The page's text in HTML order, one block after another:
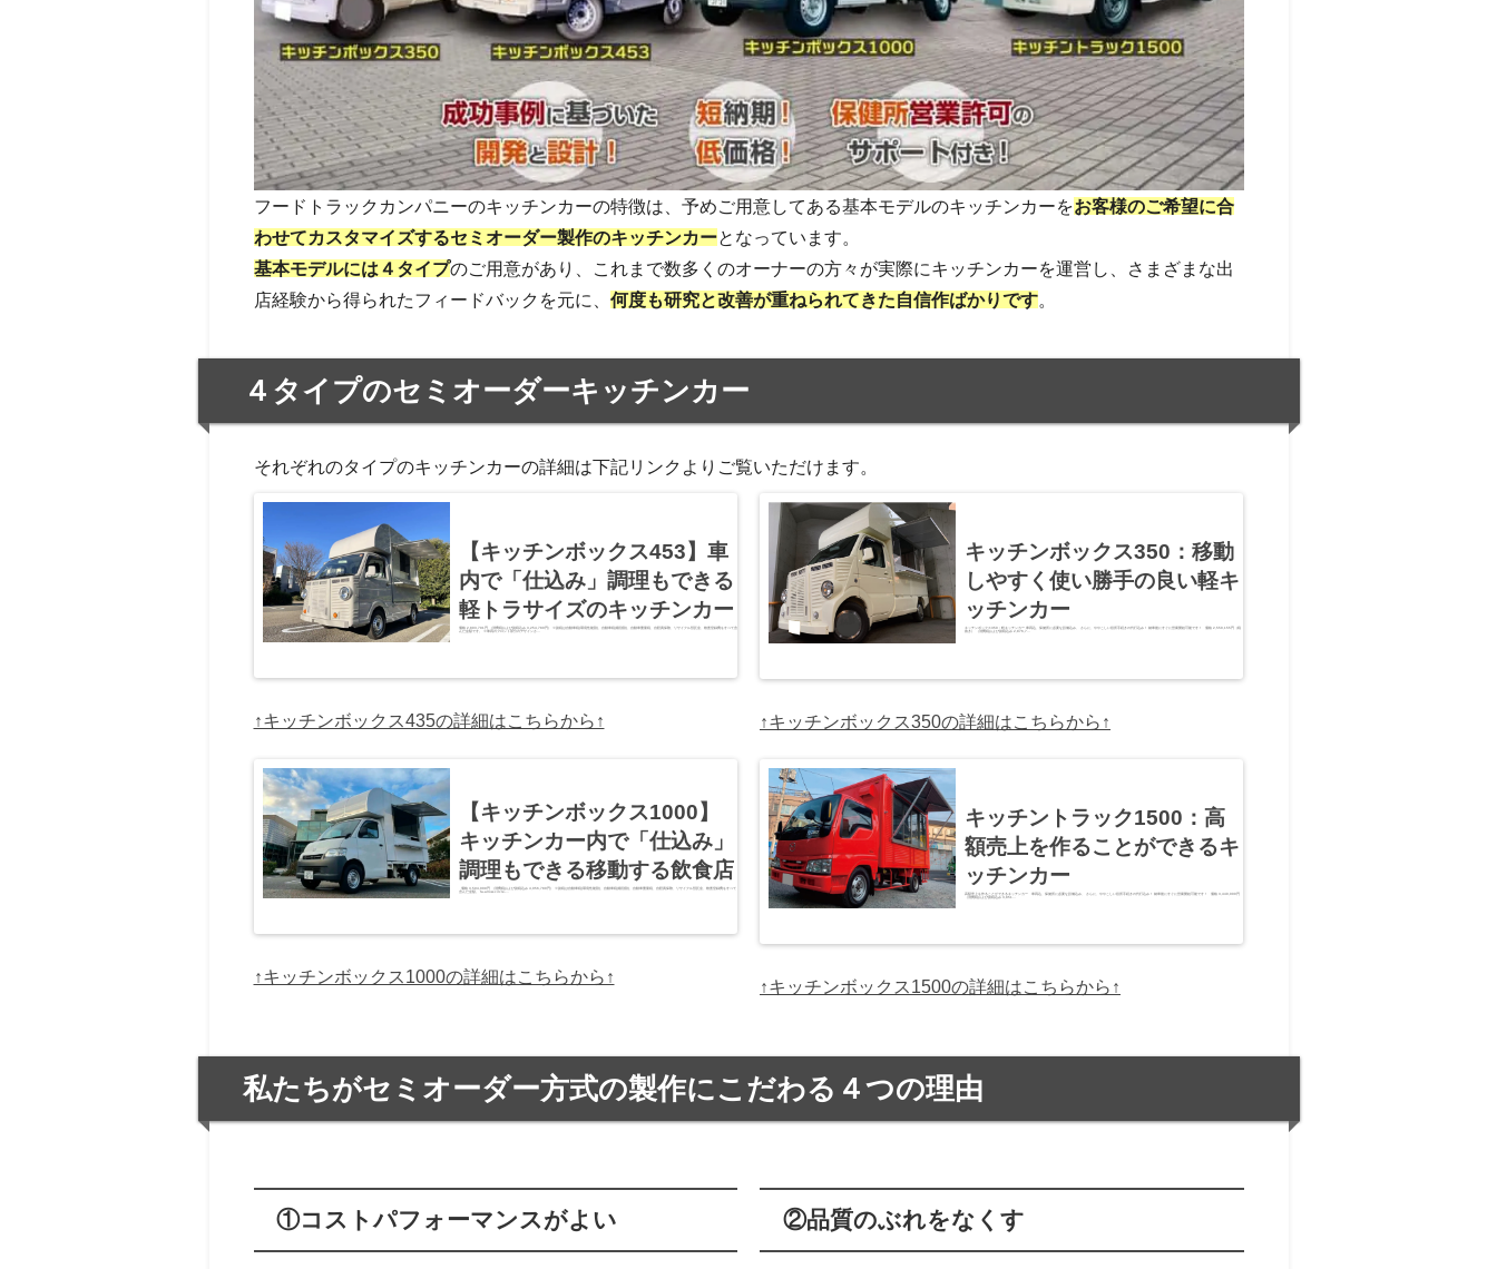
フードトラックカンパニーのキッチンカーの特徴は、予めご用意してある基本モデルのキッチンカーをお客様のご希望に合
わせてカスタマイズするセミオーダー製作のキッチンカーとなっています。
基本モデルには４タイプのご用意があり、これまで数多くのオーナーの方々が実際にキッチンカーを運営し、さまざまな出
店経験から得られたフィードバックを元に、 何度も研究と改善が重ねられてきた自信作ばかりです。
４タイプのセミオーダーキッチンカー
それぞれのタイプのキッチンカーの詳細は下記リンクよりご覧いただけます。
【キッチンボックス453】車
内で「仕込み」調理もできる
軽トラサイズのキッチンカー
↑キッチンボックス435の詳細はこちらから↑
キッチンボックス350：移動
しやすく使い勝手の良い軽キ
ッチンカー
↑キッチンボックス350の詳細はこちらから↑
【キッチンボックス1000】
キッチンカー内で「仕込み」
調理もできる移動する飲食店
↑キッチンボックス1000の詳細はこちらから↑
キッチントラック1500：高
額売上を作ることができるキ
ッチンカー
↑キッチンボックス1500の詳細はこちらから↑
私たちがセミオーダー方式の製作にこだわる４つの理由
①コストパフォーマンスがよい ②品質のぶれをなくす